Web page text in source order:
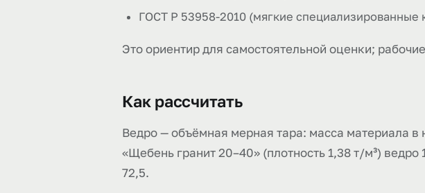
ГОСТ Р 53958-2010 (мягкие специализированные
Это ориентир для самостоятельной оценки;
Как рассчитать
Ведро — объёмная мерная тара: масса материала
«Щебень гранит 20–40» (плотность 1,38 т/м³)
72,5.